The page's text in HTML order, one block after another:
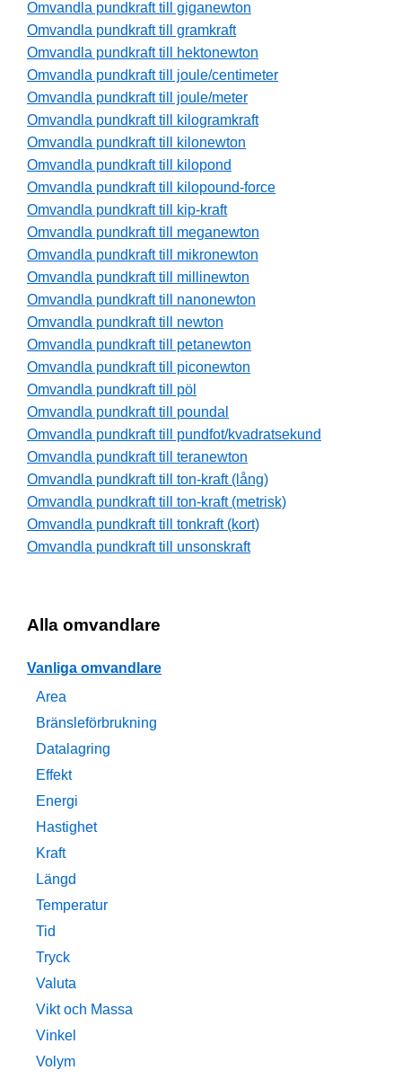
Omvandla pundkraft till giganewton
Omvandla pundkraft till gramkraft
Omvandla pundkraft till hektonewton
Omvandla pundkraft till joule/centimeter
Omvandla pundkraft till joule/meter
Omvandla pundkraft till kilogramkraft
Omvandla pundkraft till kilonewton
Omvandla pundkraft till kilopond
Omvandla pundkraft till kilopound-force
Omvandla pundkraft till kip-kraft
Omvandla pundkraft till meganewton
Omvandla pundkraft till mikronewton
Omvandla pundkraft till millinewton
Omvandla pundkraft till nanonewton
Omvandla pundkraft till newton
Omvandla pundkraft till petanewton
Omvandla pundkraft till piconewton
Omvandla pundkraft till pöl
Omvandla pundkraft till poundal
Omvandla pundkraft till pundfot/kvadratsekund
Omvandla pundkraft till teranewton
Omvandla pundkraft till ton-kraft (lång)
Omvandla pundkraft till ton-kraft (metrisk)
Omvandla pundkraft till tonkraft (kort)
Omvandla pundkraft till unsonskraft
Alla omvandlare
Vanliga omvandlare
Area
Bränsleförbrukning
Datalagring
Effekt
Energi
Hastighet
Kraft
Längd
Temperatur
Tid
Tryck
Valuta
Vikt och Massa
Vinkel
Volym